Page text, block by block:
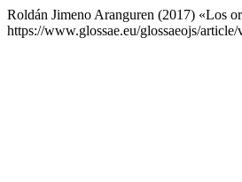
Roldán Jimeno Aranguren (2017) «Los
https://www.glossae.eu/glossaeojs/